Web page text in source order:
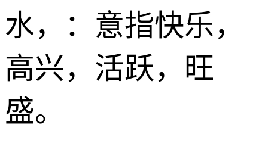
水，：意指快乐，
高兴，活跃，旺
盛。